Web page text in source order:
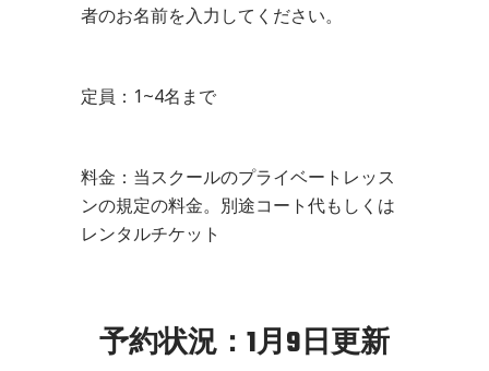
者のお名前を入力してください。
定員：1~4名まで
料金：当スクールのプライベートレッス
ンの規定の料金。別途コート代もしくは
レンタルチケット
予約状況：1月9日更新